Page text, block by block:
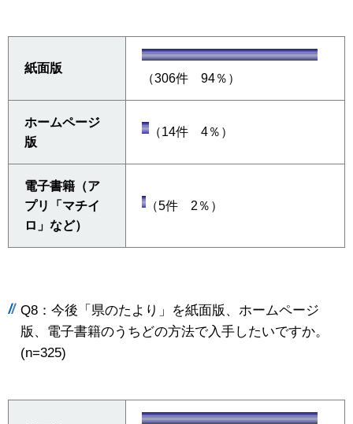
紙面版
（306件 94％）
ホームページ
版
（14件 4％）
電子書籍（ア
プリ「マチイ
ロ」など）
（5件 2％）
Q8：今後「県のたより」を紙面版、ホームページ
版、電子書籍のうちどの方法で入手したいですか。
(n=325)